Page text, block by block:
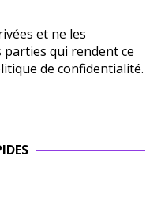
et ne les
parties qui rendent ce
de confidentialité.